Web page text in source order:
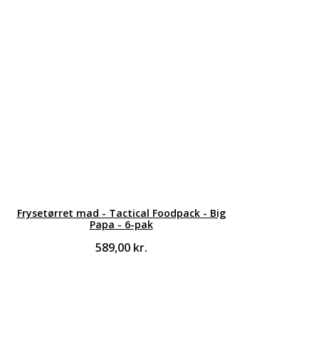
Frysetørret mad - Tactical Foodpack - Big
Papa - 6-pak
589,00 kr.